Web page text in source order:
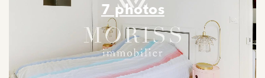
7 photos